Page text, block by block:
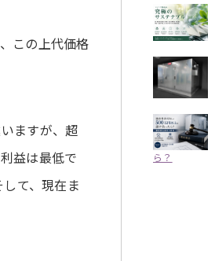
この上代価格
ますが、超
益は最低で
て、現在ま
ら？